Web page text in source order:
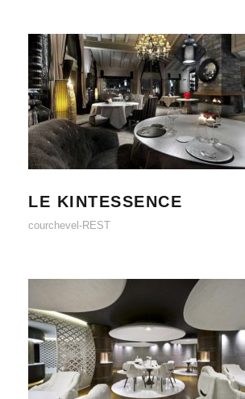
LE KINTESSENCE
LE KINTESSENCE
courchevel-REST